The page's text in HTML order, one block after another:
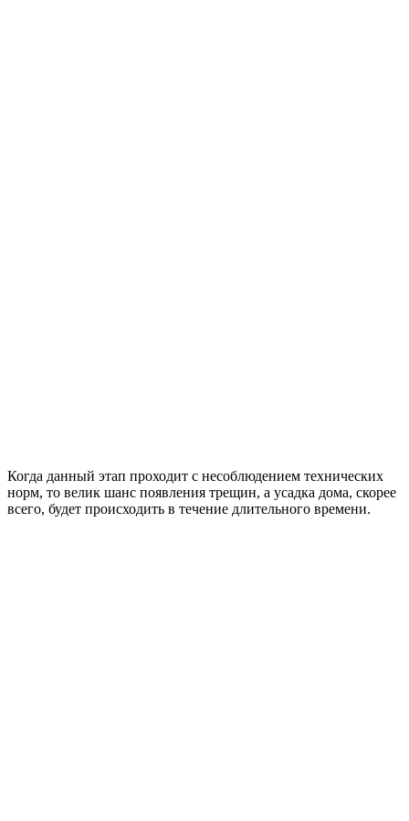
Когда данный этап проходит с несоблюдением технических
норм, то велик шанс появления трещин, а усадка дома, скорее
всего, будет происходить в течение длительного времени.